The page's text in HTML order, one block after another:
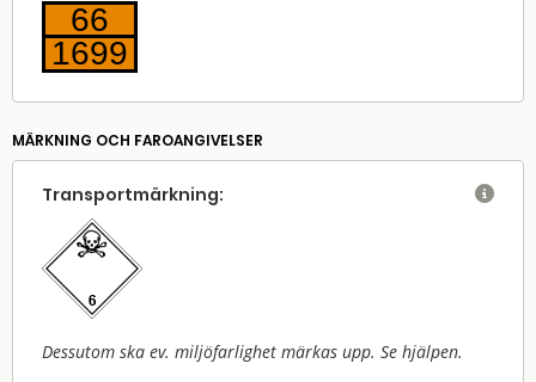
66
1699
MÄRKNING OCH FAROANGIVELSER
Transport­märkning:
Dessutom ska ev. miljöfarlighet märkas upp. Se hjälpen.
